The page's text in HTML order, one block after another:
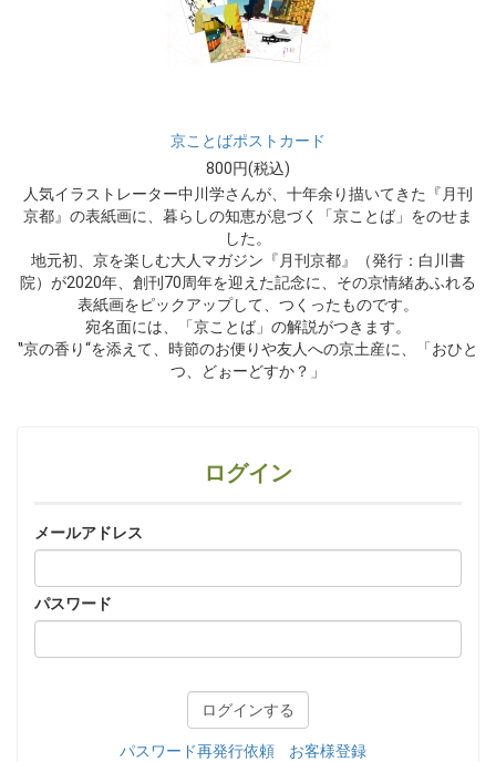
京ことばポストカード
800円(税込)
人気イラストレーター中川学さんが、十年余り描いてきた『月刊
京都』の表紙画に、暮らしの知恵が息づく「京ことば」をのせま
した。
地元初、京を楽しむ大人マガジン『月刊京都』（発行：白川書
院）が2020年、創刊70周年を迎えた記念に、その京情緒あふれる
表紙画をピックアップして、つくったものです。
宛名面には、「京ことば」の解説がつきます。
‟京の香り“を添えて、時節のお便りや友人への京土産に、「おひと
つ、どぉーどすか？」
ログイン
メールアドレス
パスワード
パスワード再発行依頼 お客様登録